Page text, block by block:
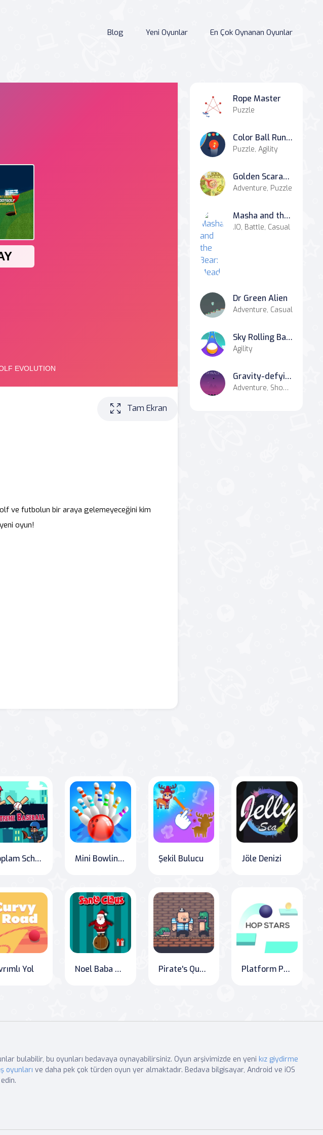
Blog Yeni Oyunlar En Çok Oynanan Oyunlar
Tam Ekran
ve futbolun bir araya gelemeyeceğini kim
oyun!
Rope Master
Puzzle
Color Ball Run 2048
Puzzle, Agility
Golden Scarabeaus
Adventure, Puzzle
Masha and the Bear: Meadows
.IO, Battle, Casual
Dr Green Alien
Adventure, Casual
Sky Rolling Balls
Agility
Gravity-defying Sky Race
Adventure, Shooter
Toplam Schlag: The Ultimate Baseball Slam! Mini Bowling 3D Şekil Bulucu Jöle Denizi
Yol Noel Baba Meydan Okuması Pirate's Quest: Bomb Ride Platform Pro: Hop to the Top
bulabilir, bu oyunları bedavaya oynayabilirsiniz. Oyun arşivimizde en yeni kız giydirme
oyunları ve daha pek çok türden oyun yer almaktadır. Bedava bilgisayar, Android ve iOS